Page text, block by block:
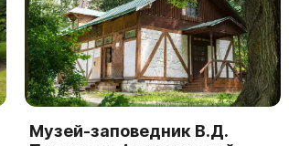
Музей-заповедник В.Д.